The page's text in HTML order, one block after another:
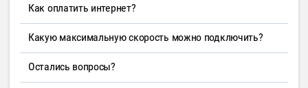
Как оплатить интернет?
Какую максимальную скорость можно подключить?
Остались вопросы?